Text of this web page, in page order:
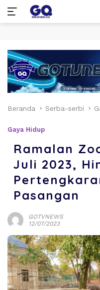
konten
Beranda Serba-serbi
Gaya Hidup
Ramalan
Juli 2023,
Pasangan
GOTVNEWS
12/07/2023